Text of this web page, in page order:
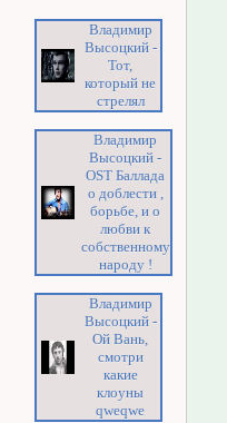
Владимир
Высоцкий -
Тот,
который не
стрелял
Владимир
Высоцкий -
OST Баллада
о доблести ,
борьбе, и о
любви к
собственному
народу !
Владимир
Высоцкий -
Ой Вань,
смотри
какие
клоуны
qweqwe